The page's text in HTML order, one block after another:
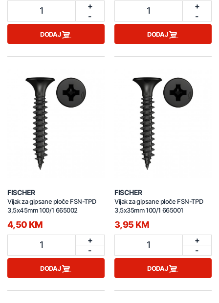
1
+
-
DODAJ
1
+
-
DODAJ
FISCHER
Vijak za gipsane ploče FSN-TPD
3,5x45mm 100/1 665002
4,50 KM
1
+
-
DODAJ
FISCHER
Vijak za gipsane ploče FSN-TPD
3,5x35mm 100/1 665001
3,95 KM
1
+
-
DODAJ